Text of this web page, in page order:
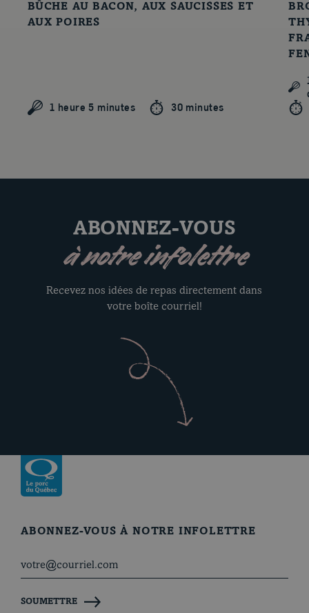
BÛCHE AU BACON, AUX SAUCISSES ET
AUX POIRES
1 heure 5 minutes 30 minutes
ABONNEZ-VOUS
à notre infolettre
Recevez nos idées de repas directement dans
votre boîte courriel!
Revenir à la page d’accueil
ABONNEZ-VOUS À NOTRE INFOLETTRE
SOUMETTRE